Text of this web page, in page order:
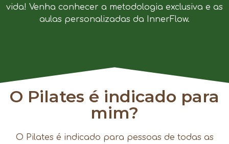
vida! Venha conhecer a metodologia exclusiva e as
aulas personalizadas da InnerFlow.
O Pilates é indicado para
mim?
O Pilates é indicado para pessoas de todas as